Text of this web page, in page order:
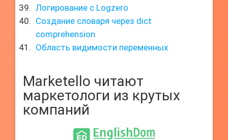
Логирование с Logzero
Создание словаря через dict
comprehension
Область видимости переменных
Marketello читают
маркетологи из крутых
компаний